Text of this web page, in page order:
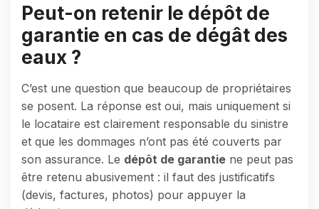
Peut-on retenir le dépôt de
garantie en cas de dégât des
eaux ?
C’est une question que beaucoup de propriétaires
se posent. La réponse est oui, mais uniquement si
le locataire est clairement responsable du sinistre
et que les dommages n’ont pas été couverts par
son assurance. Le dépôt de garantie ne peut pas
être retenu abusivement : il faut des justificatifs
(devis, factures, photos) pour appuyer la